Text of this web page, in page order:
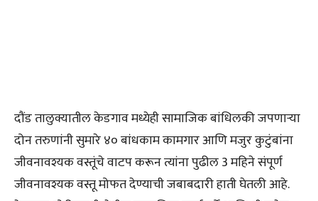
दौंड तालुक्यातील केडगाव मध्येही सामाजिक बांधिलकी जपणाऱ्या
दोन तरुणांनी सुमारे ४० बांधकाम कामगार आणि मजुर कुटुंबांना
जीवनावश्यक वस्तूंचे वाटप करून त्यांना पुढील 3 महिने संपूर्ण
जीवनावश्यक वस्तू मोफत देण्याची जबाबदारी हाती घेतली आहे.